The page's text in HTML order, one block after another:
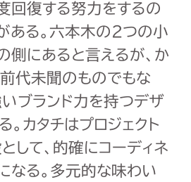
回復する努力をするの
ある。六本木の2つの小
側にあると言えるが、か
代未聞のものでもな
いブランド力を持つデザ
。カタチはプロジェクト
して、的確にコーディネ
なる。多元的な味わい